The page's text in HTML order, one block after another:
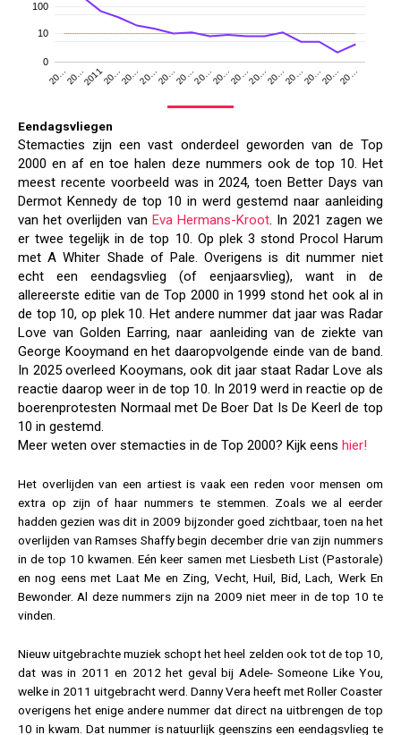
20…20…201120…20…20…20…20…20…20…20…20…20…20…20…20…20…
0
10
100
Eendagsvliegen
Stemacties zijn een vast onderdeel geworden van de Top
2000 en af en toe halen deze nummers ook de top 10. Het
meest recente voorbeeld was in 2024, toen Better Days van
Dermot Kennedy de top 10 in werd gestemd naar aanleiding
van het overlijden van Eva Hermans-Kroot. In 2021 zagen we
er twee tegelijk in de top 10. Op plek 3 stond Procol Harum
met A Whiter Shade of Pale. Overigens is dit nummer niet
echt een eendagsvlieg (of eenjaarsvlieg), want in de
allereerste editie van de Top 2000 in 1999 stond het ook al in
de top 10, op plek 10. Het andere nummer dat jaar was Radar
Love van Golden Earring, naar aanleiding van de ziekte van
George Kooymand en het daaropvolgende einde van de band.
In 2025 overleed Kooymans, ook dit jaar staat Radar Love als
reactie daarop weer in de top 10. In 2019 werd in reactie op de
boerenprotesten Normaal met De Boer Dat Is De Keerl de top
10 in gestemd.
Meer weten over stemacties in de Top 2000? Kijk eens hier!
Het overlijden van een artiest is vaak een reden voor mensen om
extra op zijn of haar nummers te stemmen. Zoals we al eerder
hadden gezien was dit in 2009 bijzonder goed zichtbaar, toen na het
overlijden van Ramses Shaffy begin december drie van zijn nummers
in de top 10 kwamen. Eén keer samen met Liesbeth List (Pastorale)
en nog eens met Laat Me en Zing, Vecht, Huil, Bid, Lach, Werk En
Bewonder. Al deze nummers zijn na 2009 niet meer in de top 10 te
vinden.
Nieuw uitgebrachte muziek schopt het heel zelden ook tot de top 10,
dat was in 2011 en 2012 het geval bij Adele- Someone Like You,
welke in 2011 uitgebracht werd. Danny Vera heeft met Roller Coaster
overigens het enige andere nummer dat direct na uitbrengen de top
10 in kwam. Dat nummer is natuurlijk geenszins een eendagsvlieg te